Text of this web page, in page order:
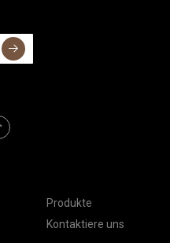
Produkte
Kontaktiere uns